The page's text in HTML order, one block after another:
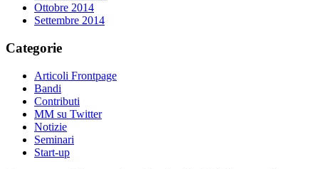
Ottobre 2014
Settembre 2014
Categorie
Articoli Frontpage
Bandi
Contributi
MM su Twitter
Notizie
Seminari
Start-up